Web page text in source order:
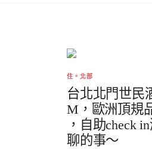
住。北部
台北北門世民
M，歐洲頂規
，自助check
聊的事～